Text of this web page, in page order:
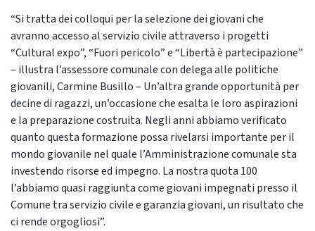
“Si tratta dei colloqui per la selezione dei giovani che
avranno accesso al servizio civile attraverso i progetti
“Cultural expo”, “Fuori pericolo” e “Libertà è partecipazione”
– illustra l’assessore comunale con delega alle politiche
giovanili, Carmine Busillo – Un’altra grande opportunità per
decine di ragazzi, un’occasione che esalta le loro aspirazioni
e la preparazione costruita. Negli anni abbiamo verificato
quanto questa formazione possa rivelarsi importante per il
mondo giovanile nel quale l’Amministrazione comunale sta
investendo risorse ed impegno. La nostra quota 100
l’abbiamo quasi raggiunta come giovani impegnati presso il
Comune tra servizio civile e garanzia giovani, un risultato che
ci rende orgogliosi”.